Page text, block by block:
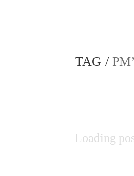
TAG /
Loading